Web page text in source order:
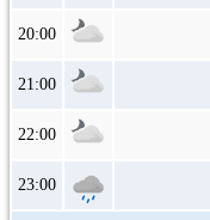
20:00
21:00
22:00
23:00